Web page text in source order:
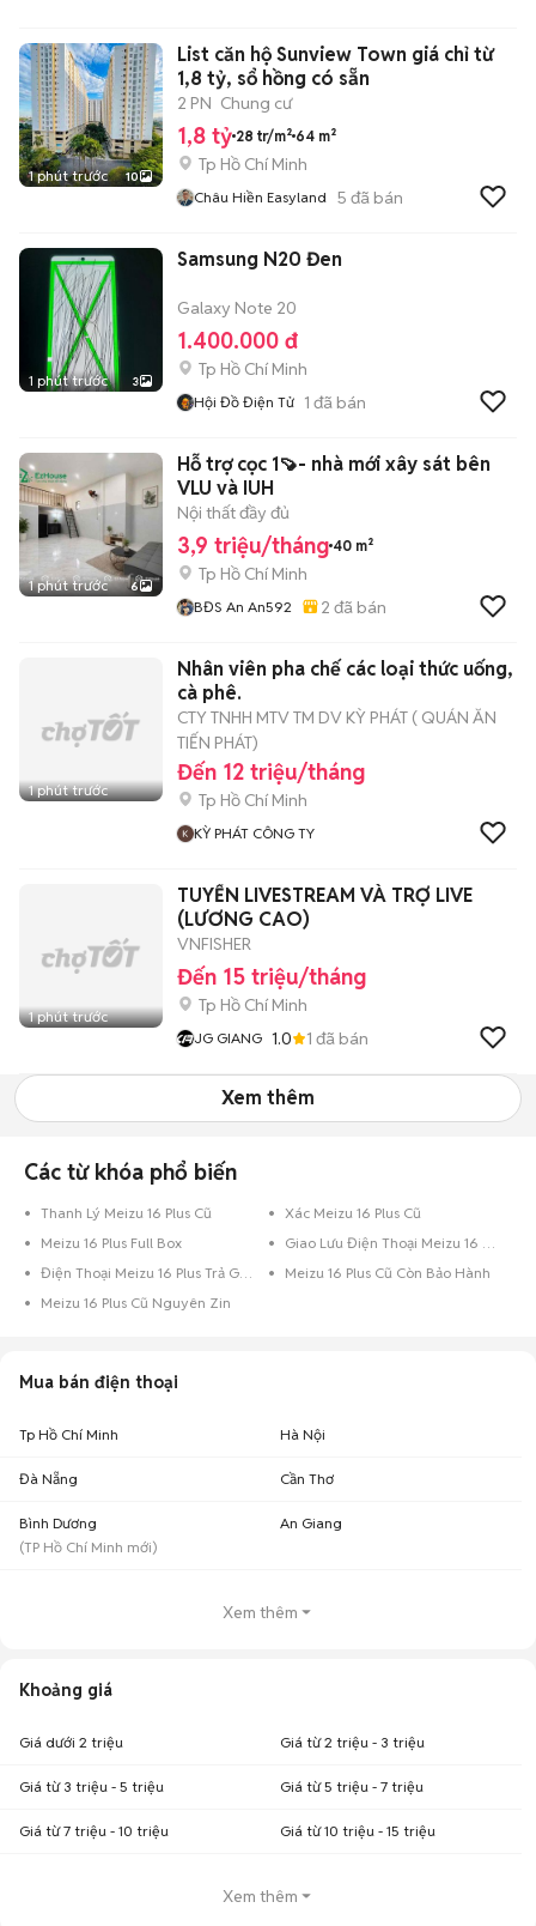
1 phút trước 10
List căn hộ Sunview Town giá chỉ từ
1,8 tỷ, sổ hồng có sẵn
2 PN Chung cư
1,8 tỷ 28 tr/m² 64 m²
Tp Hồ Chí Minh
Châu Hiền Easyland 5 đã bán
1 phút trước 3
Samsung N20 Đen
Galaxy Note 20
1.400.000 đ
Tp Hồ Chí Minh
Hội Đồ Điện Tử 1 đã bán
1 phút trước 6
Hỗ trợ cọc 1🍠- nhà mới xây sát bên
VLU và IUH
Nội thất đầy đủ
3,9 triệu/tháng 40 m²
Tp Hồ Chí Minh
BĐS An An592 2 đã bán
1 phút trước
Nhân viên pha chế các loại thức uống,
cà phê.
CTY TNHH MTV TM DV KỲ PHÁT ( QUÁN ĂN
TIẾN PHÁT)
Đến 12 triệu/tháng
Tp Hồ Chí Minh
KỲ PHÁT CÔNG TY
1 phút trước
TUYỂN LIVESTREAM VÀ TRỢ LIVE
(LƯƠNG CAO)
VNFISHER
Đến 15 triệu/tháng
Tp Hồ Chí Minh
JG GIANG 1.0 1 đã bán
Xem thêm
Các từ khóa phổ biến
Thanh Lý Meizu 16 Plus Cũ
Xác Meizu 16 Plus Cũ
Meizu 16 Plus Full Box
Giao Lưu Điện Thoại Meizu 16 Plus
Điện Thoại Meizu 16 Plus Trả Góp
Meizu 16 Plus Cũ Còn Bảo Hành
Meizu 16 Plus Cũ Nguyên Zin
Mua bán điện thoại
Tp Hồ Chí Minh Hà Nội
Đà Nẵng Cần Thơ
Bình Dương
(TP Hồ Chí Minh mới)
An Giang
Xem thêm
Khoảng giá
Giá dưới 2 triệu Giá từ 2 triệu - 3 triệu
Giá từ 3 triệu - 5 triệu Giá từ 5 triệu - 7 triệu
Giá từ 7 triệu - 10 triệu Giá từ 10 triệu - 15 triệu
Xem thêm